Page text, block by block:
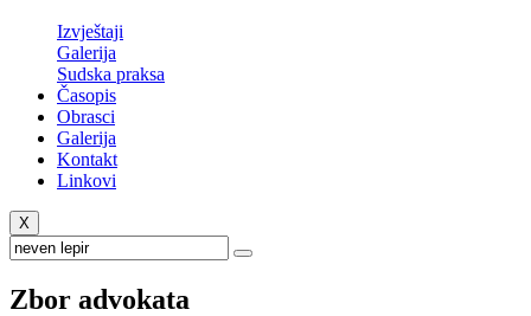
Izvještaji
Galerija
Sudska praksa
Časopis
Obrasci
Galerija
Kontakt
Linkovi
X
Zbor advokata